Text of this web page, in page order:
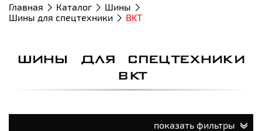
Главная Каталог
Шины
Шины для спецтехники
BKT
ШИНЫ ДЛЯ СПЕЦТЕХНИКИ
BKT
показать фильтры